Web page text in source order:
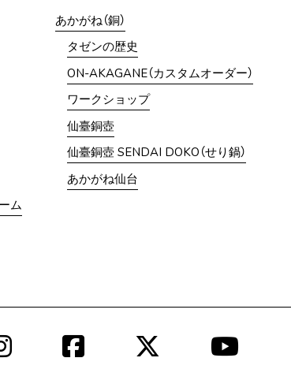
ム
あかがね（銅）
タゼンの歴史
ON-AKAGANE（カスタムオーダー）
ワークショップ
仙臺銅壺
仙臺銅壺 SENDAI DOKO（せり鍋）
あかがね仙台
InstagramFacebook